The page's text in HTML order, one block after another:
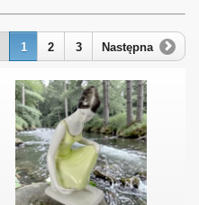
1 2 3 Następna